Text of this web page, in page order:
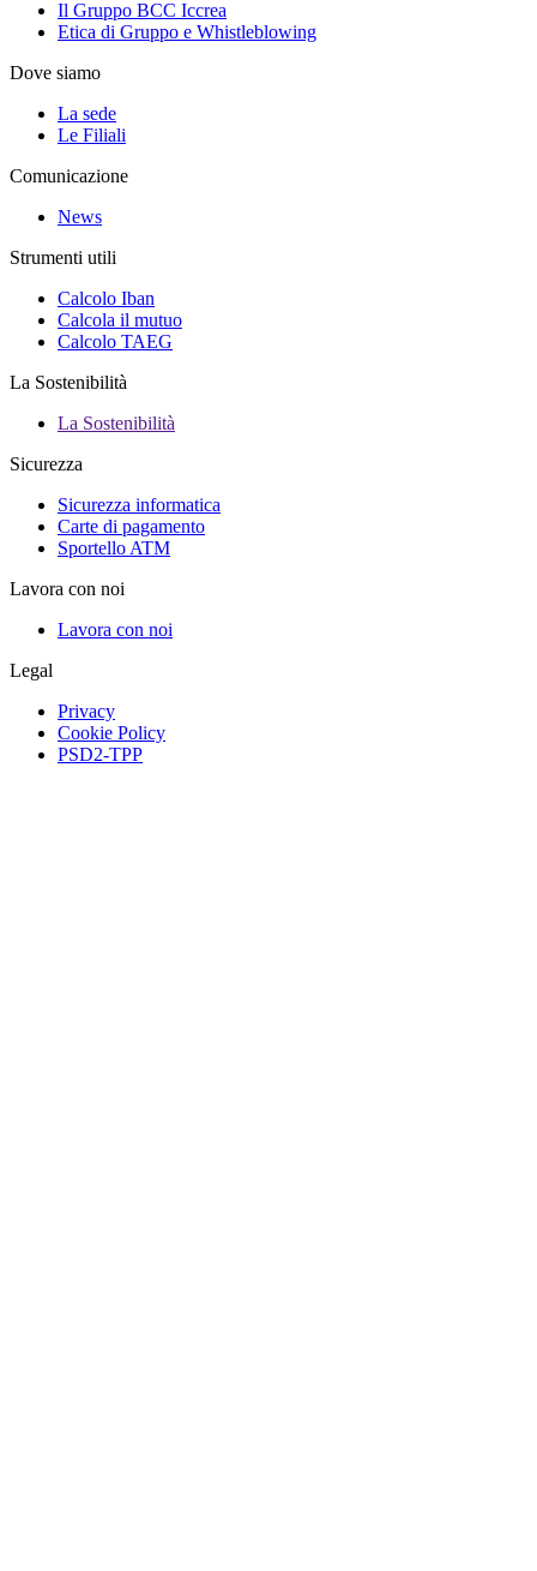
Il Gruppo BCC Iccrea
Etica di Gruppo e Whistleblowing
Dove siamo
La sede
Le Filiali
Comunicazione
News
Strumenti utili
Calcolo Iban
Calcola il mutuo
Calcolo TAEG
La Sostenibilità
La Sostenibilità
Sicurezza
Sicurezza informatica
Carte di pagamento
Sportello ATM
Lavora con noi
Lavora con noi
Legal
Privacy
Cookie Policy
PSD2-TPP